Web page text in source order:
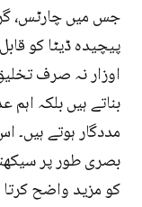
جس میں چارٹس،
پیچیدہ ڈیٹا کو
اوزار نہ صرف
بناتے ہیں بلکہ
بصری طور پر
کو مزید واضح کرتا